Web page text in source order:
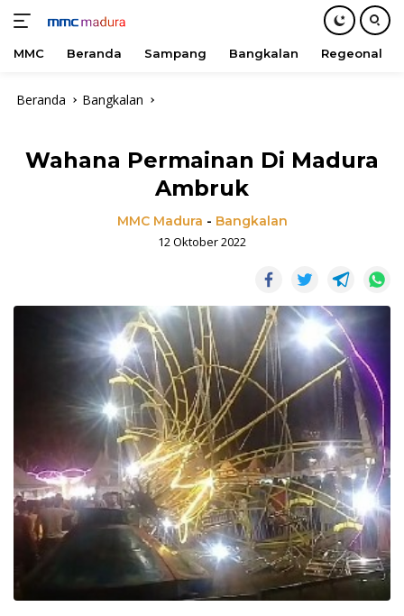
MMC Beranda Sampang Bangkalan Regeonal
Beranda Bangkalan
Wahana Permainan Di Madura
Ambruk
MMC Madura - Bangkalan
12 Oktober 2022